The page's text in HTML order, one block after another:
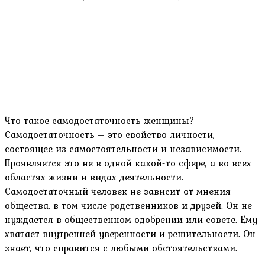
Что такое самодостаточность женщины?
Самодостаточность – это свойство личности,
состоящее из самостоятельности и независимости.
Проявляется это не в одной какой-то сфере, а во всех
областях жизни и видах деятельности.
Самодостаточный человек не зависит от мнения
общества, в том числе родственников и друзей. Он не
нуждается в общественном одобрении или совете. Ему
хватает внутренней уверенности и решительности. Он
знает, что справится с любыми обстоятельствами.